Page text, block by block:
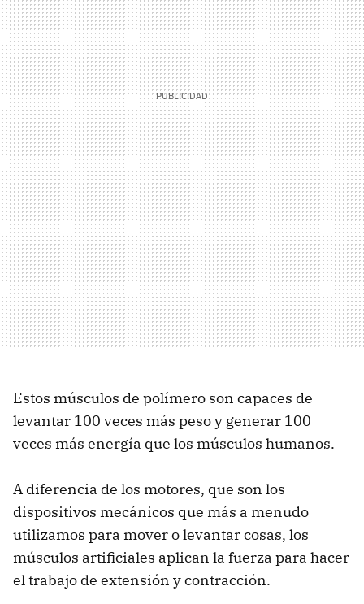
Estos músculos de polímero son capaces de
levantar 100 veces más peso y generar 100
veces más energía que los músculos humanos.
A diferencia de los motores, que son los
dispositivos mecánicos que más a menudo
utilizamos para mover o levantar cosas, los
músculos artificiales aplican la fuerza para ​​hacer
el trabajo de extensión y contracción.